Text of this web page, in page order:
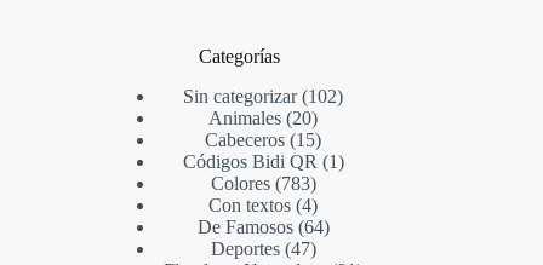
Categorías
Sin categorizar 102
Animales 20
Cabeceros 15
Códigos Bidi QR
1
Colores 783
Con textos 4
De Famosos 64
Deportes 47